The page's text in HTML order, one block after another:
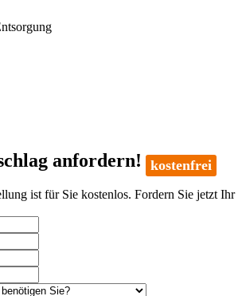
anfordern! kostenfrei
ist für Sie kostenlos. Fordern Sie jetzt Ihr